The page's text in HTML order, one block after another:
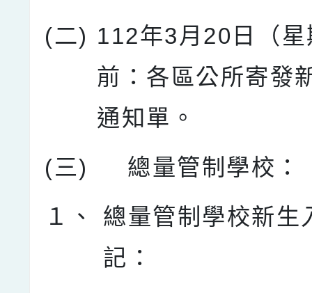
(二) 112年3月20日（
前：各區公所寄發
通知單。
(三)
總量管制學校：
１、
總量管制學校新生
記：